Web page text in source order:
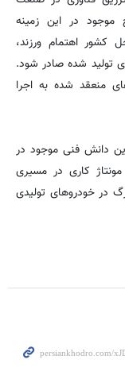
موجود در این زمینه
کشور اهتمام و‌رزند،
30 درصد خودروهای تولید شده صادر شود.
منعقد شده به اجرا
دانش فنی موجود در
کاری در مسیری
در خودروهای تولیدی